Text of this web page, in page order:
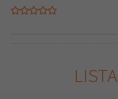
LISTA